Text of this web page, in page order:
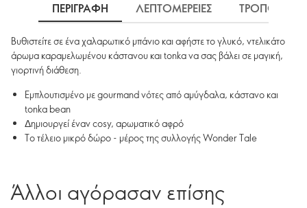
ΠΕΡΙΓΡΑΦΗ ΛΕΠΤΟΜΕΡΕΙΕΣ ΤΡΟΠΟΣ
Βυθιστείτε σε ένα χαλαρωτικό μπάνιο και αφήστε το γλυκό, ντελικάτο
άρωμα καραμελωμένου κάστανου και tonka να σας βάλει σε μαγική,
γιορτινή διάθεση.
Εμπλουτισμένο με gourmand νότες από αμύγδαλα, κάστανο και
tonka bean
Δημιουργεί έναν cosy, αρωματικό αφρό
Το τέλειο μικρό δώρο - μέρος της συλλογής Wonder Tale
Άλλοι αγόρασαν επίσης